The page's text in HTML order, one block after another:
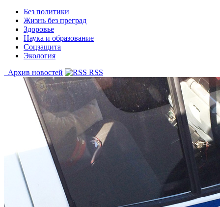
Без политики
Жизнь без преград
Здоровье
Наука и образование
Соцзащита
Экология
Архив новостей
RSS